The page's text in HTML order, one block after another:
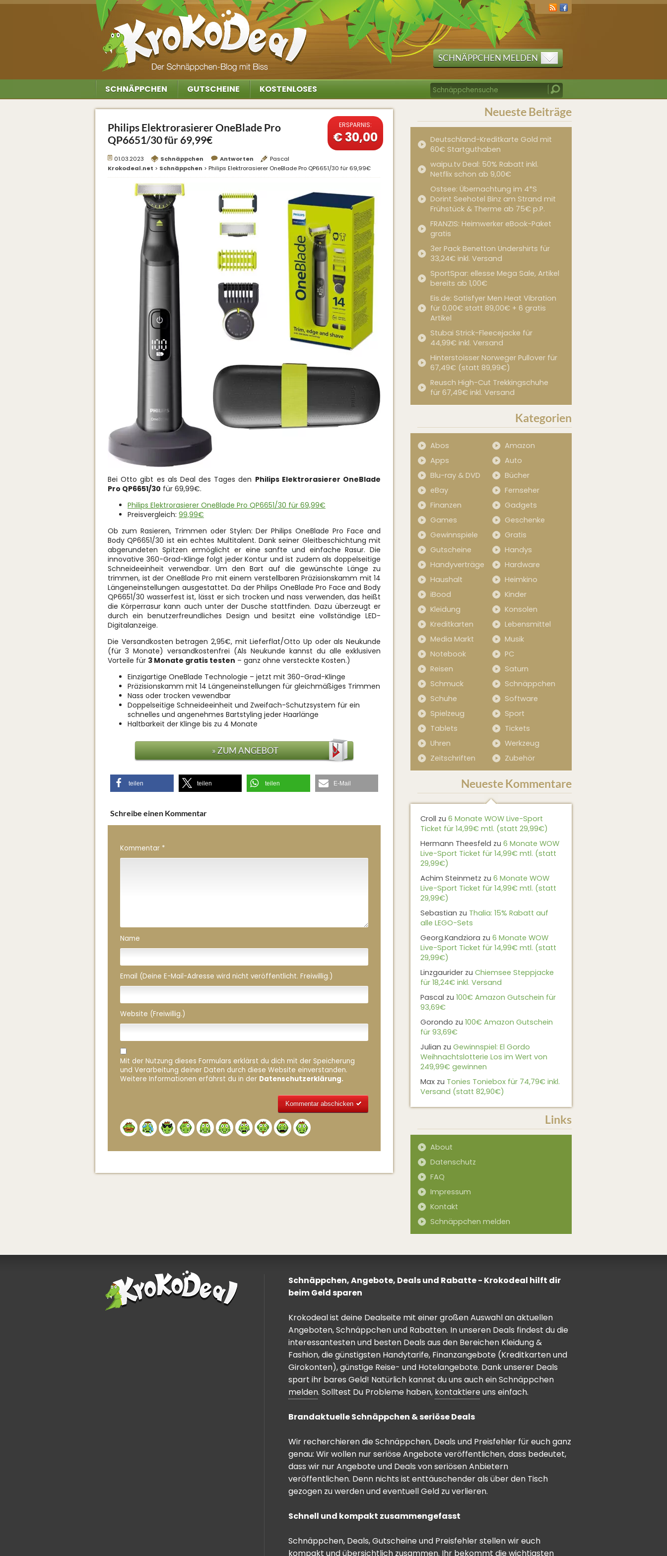
SCHNÄPPCHEN MELDEN
SCHNÄPPCHEN GUTSCHEINE KOSTENLOSES
Philips Elektrorasierer OneBlade Pro
QP6651/30 für 69,99€
ERSPARNIS:
€ 30,00
01.03.2023 Schnäppchen Antworten
Pascal
Krokodeal.net > Schnäppchen > Philips Elektrorasierer OneBlade Pro QP6651/30 für 69,99€
Bei Otto gibt es als Deal des Tages den Philips Elektrorasierer OneBlade
Pro QP6651/30 für 69,99€.
Philips Elektrorasierer OneBlade Pro QP6651/30 für 69,99€
Preisvergleich: 99,99€
Ob zum Rasieren, Trimmen oder Stylen: Der Philips OneBlade Pro Face and
Body QP6651/30 ist ein echtes Multitalent. Dank seiner Gleitbeschichtung mit
abgerundeten Spitzen ermöglicht er eine sanfte und einfache Rasur. Die
innovative 360-Grad-Klinge folgt jeder Kontur und ist zudem als doppelseitige
Schneideeinheit verwendbar. Um den Bart auf die gewünschte Länge zu
trimmen, ist der OneBlade Pro mit einem verstellbaren Präzisionskamm mit 14
Längeneinstellungen ausgestattet. Da der Philips OneBlade Pro Face and Body
QP6651/30 wasserfest ist, lässt er sich trocken und nass verwenden, das heißt
die Körperrasur kann auch unter der Dusche stattfinden. Dazu überzeugt er
durch ein benutzerfreundliches Design und besitzt eine vollständige LED-
Digitalanzeige.
Die Versandkosten betragen 2,95€, mit Lieferflat/Otto Up oder als Neukunde
(für 3 Monate) versandkostenfrei (Als Neukunde kannst du alle exklusiven
Vorteile für 3 Monate gratis testen – ganz ohne versteckte Kosten.)
Einzigartige OneBlade Technologie – jetzt mit 360-Grad-Klinge
Präzisionskamm mit 14 Längeneinstellungen für gleichmäßiges Trimmen
Nass oder trocken vewendbar
Doppelseitige Schneideeinheit und Zweifach-Schutzsystem für ein
schnelles und angenehmes Bartstyling jeder Haarlänge
Haltbarkeit der Klinge bis zu 4 Monate
» ZUM ANGEBOT
teilen teilen teilen E-Mail
Schreibe einen Kommentar
Kommentar *
Name
Email (Deine E-Mail-Adresse wird nicht veröffentlicht. Freiwillig.)
Website (Freiwillig.)
Mit der Nutzung dieses Formulars erklärst du dich mit der Speicherung
und Verarbeitung deiner Daten durch diese Website einverstanden.
Weitere Informationen erfährst du in der Datenschutzerklärung.
Neueste Beiträge
Deutschland-Kreditkarte Gold mit
60€ Startguthaben
waipu.tv Deal: 50% Rabatt inkl.
Netflix schon ab 9,00€
Ostsee: Übernachtung im 4*S
Dorint Seehotel Binz am Strand mit
Frühstück & Therme ab 75€ p.P.
FRANZIS: Heimwerker eBook-Paket
gratis
3er Pack Benetton Undershirts für
33,24€ inkl. Versand
SportSpar: ellesse Mega Sale, Artikel
bereits ab 1,00€
Eis.de: Satisfyer Men Heat Vibration
für 0,00€ statt 89,00€ + 6 gratis
Artikel
Stubai Strick-Fleecejacke für
44,99€ inkl. Versand
Hinterstoisser Norweger Pullover für
67,49€ (statt 89,99€)
Reusch High-Cut Trekkingschuhe
für 67,49€ inkl. Versand
Kategorien
Abos
Amazon
Apps
Auto
Blu-ray & DVD
Bücher
eBay
Fernseher
Finanzen
Gadgets
Games
Geschenke
Gewinnspiele
Gratis
Gutscheine
Handys
Handyverträge
Hardware
Haushalt
Heimkino
iBood
Kinder
Kleidung
Konsolen
Kreditkarten
Lebensmittel
Media Markt
Musik
Notebook
PC
Reisen
Saturn
Schmuck
Schnäppchen
Schuhe
Software
Spielzeug
Sport
Tablets
Tickets
Uhren
Werkzeug
Zeitschriften
Zubehör
Neueste Kommentare
Croll zu 6 Monate WOW Live-Sport
Ticket für 14,99€ mtl. (statt 29,99€)
Hermann Theesfeld zu 6 Monate WOW
Live-Sport Ticket für 14,99€ mtl. (statt
29,99€)
Achim Steinmetz zu 6 Monate WOW
Live-Sport Ticket für 14,99€ mtl. (statt
29,99€)
Sebastian zu Thalia: 15% Rabatt auf
alle LEGO-Sets
Georg.Kandziora zu 6 Monate WOW
Live-Sport Ticket für 14,99€ mtl. (statt
29,99€)
Linzgaurider zu Chiemsee Steppjacke
für 18,24€ inkl. Versand
Pascal zu 100€ Amazon Gutschein für
93,69€
Gorondo zu 100€ Amazon Gutschein
für 93,69€
Julian zu Gewinnspiel: El Gordo
Weihnachtslotterie Los im Wert von
249,99€ gewinnen
Max zu Tonies Toniebox für 74,79€ inkl.
Versand (statt 82,90€)
Links
About
Datenschutz
FAQ
Impressum
Kontakt
Schnäppchen melden
Schnäppchen, Angebote, Deals und Rabatte - Krokodeal hilft dir
beim Geld sparen
Krokodeal ist deine Dealseite mit einer großen Auswahl an aktuellen
Angeboten, Schnäppchen und Rabatten. In unseren Deals findest du die
interessantesten und besten Deals aus den Bereichen Kleidung &
Fashion, die günstigsten Handytarife, Finanzangebote (Kreditkarten und
Girokonten), günstige Reise- und Hotelangebote. Dank unserer Deals
spart ihr bares Geld! Natürlich kannst du uns auch ein Schnäppchen
melden. Solltest Du Probleme haben, kontaktiere uns einfach.
Brandaktuelle Schnäppchen & seriöse Deals
Wir recherchieren die Schnäppchen, Deals und Preisfehler für euch ganz
genau: Wir wollen nur seriöse Angebote veröffentlichen, dass bedeutet,
dass wir nur Angebote und Deals von seriösen Anbietern
veröffentlichen. Denn nichts ist enttäuschender als über den Tisch
gezogen zu werden und eventuell Geld zu verlieren.
Schnell und kompakt zusammengefasst
Schnäppchen, Deals, Gutscheine und Preisfehler stellen wir euch
kompakt und übersichtlich zusammen. Ihr bekommt die wichtigsten